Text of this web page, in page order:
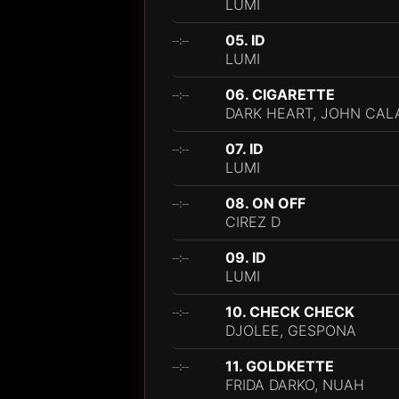
LUMI
--:--
05. ID
LUMI
--:--
06. CIGARETTE
DARK HEART, JOHN
--:--
07. ID
LUMI
--:--
08. ON OFF
CIREZ D
--:--
09. ID
LUMI
--:--
10. CHECK CHECK
DJOLEE, GESPONA
--:--
11. GOLDKETTE
FRIDA DARKO, NUAH